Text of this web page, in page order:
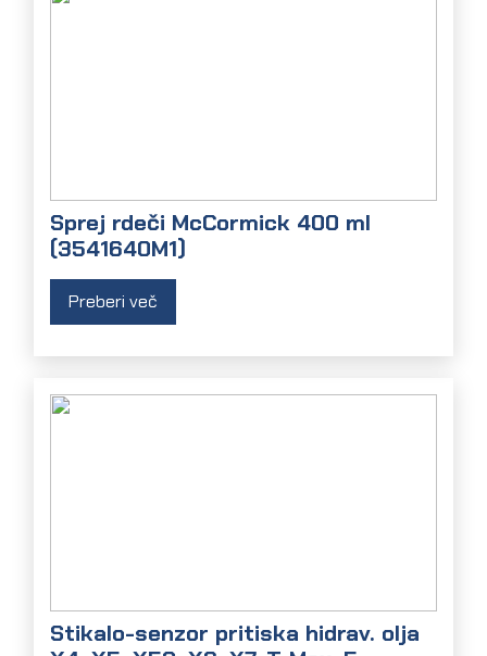
Sprej rdeči McCormick 400 ml
(3541640M1)
Preberi več
Stikalo-senzor pritiska hidrav. olja